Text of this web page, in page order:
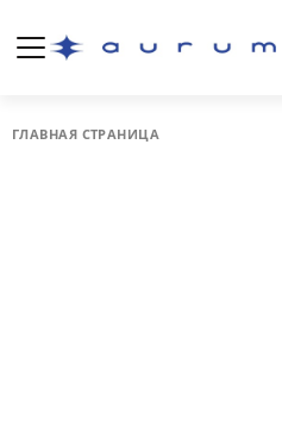
ГЛАВНАЯ СТРАНИЦА